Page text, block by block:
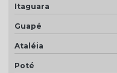
Itaguara
Guapé
Ataléia
Poté